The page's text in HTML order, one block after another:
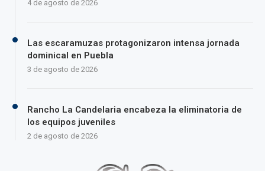
4 de agosto de 2026
Las escaramuzas protagonizaron intensa jornada
dominical en Puebla
3 de agosto de 2026
Rancho La Candelaria encabeza la eliminatoria de
los equipos juveniles
2 de agosto de 2026